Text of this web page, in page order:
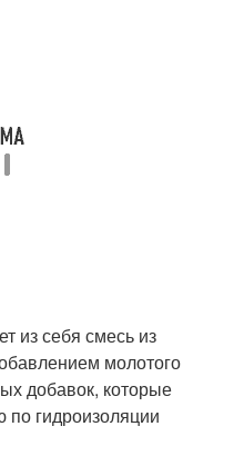
из себя смесь из
молотого
добавок, которые
гидроизоляции